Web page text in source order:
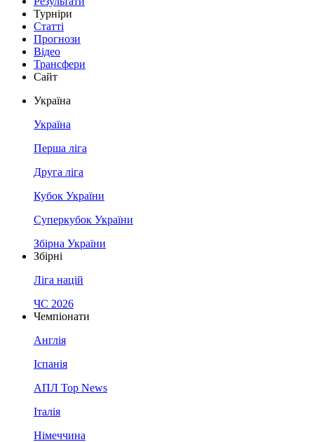
Турніри
Статті
Прогнози
Відео
Трансфери
Сайт
Україна
Україна
Перша ліга
Друга ліга
Кубок України
Суперкубок України
Збірна України
Збірні
Ліга націй
ЧС 2026
Чемпіонати
Англія
Іспанія
АПЛ Top News
Італія
Німеччина